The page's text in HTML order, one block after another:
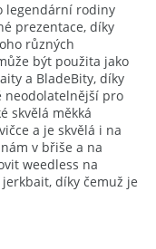
legendární rodiny
prezentace, díky
různých
být použita jako
a BladeBity, díky
neodolatelnější pro
skvělá měkká
a je skvělá i na
v břiše a na
weedless na
díky čemuž je